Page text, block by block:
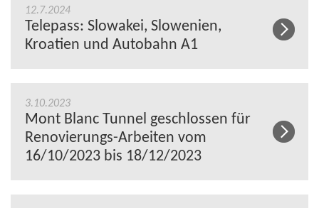
12.7.2024
Telepass: Slowakei, Slowenien,
Kroatien und Autobahn A1
3.10.2023
Mont Blanc Tunnel geschlossen für
Renovierungs-Arbeiten vom
16/10/2023 bis 18/12/2023